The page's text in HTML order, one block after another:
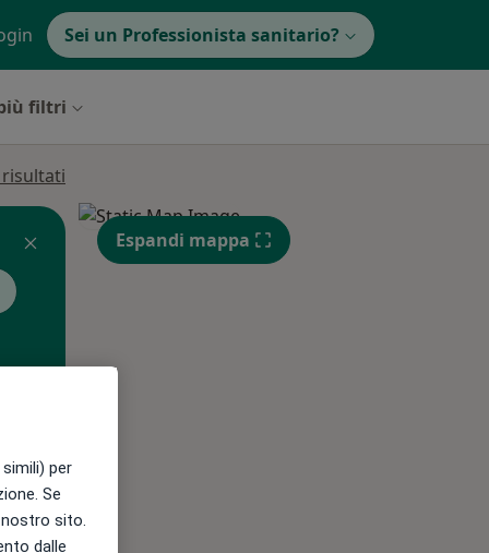
Sei un Professionista sanitario?
filtri
Mar,
Espandi mappa
per
Se
sito.
dalle